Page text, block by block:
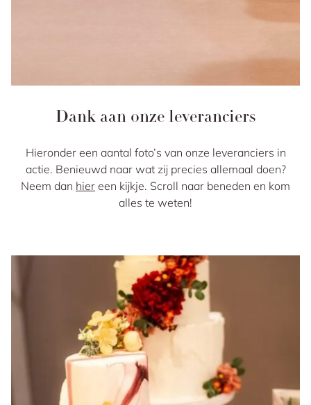
Dank aan onze leveranciers
Hieronder een aantal foto’s van onze leveranciers in
actie. Benieuwd naar wat zij precies allemaal doen?
Neem dan hier een kijkje. Scroll naar beneden en kom
alles te weten!